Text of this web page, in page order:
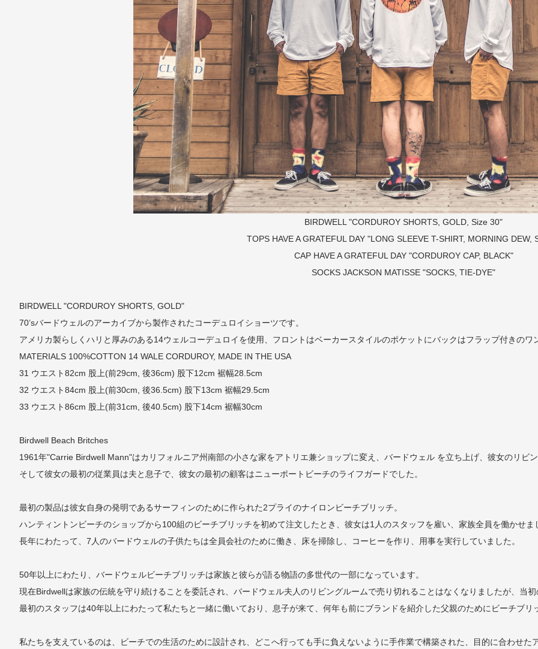
BIRDWELL "CORDUROY SHORTS, GOLD, Size 30"
TOPS HAVE A GRATEFUL DAY "LONG SLEEVE T-SHIRT, MORNING DEW,
CAP HAVE A GRATEFUL DAY "CORDUROY CAP, BLACK"
SOCKS JACKSON MATISSE "SOCKS, TIE-DYE"
BIRDWELL "CORDUROY SHORTS, GOLD"
70’sバードウェルのアーカイブから製作されたコーデュロイショーツです。
アメリカ製らしくハリと厚みのある14ウェルコーデュロイを使用、フロントはベーカースタイルのポケットにバックはフラップ付きの
MATERIALS 100%COTTON 14 WALE CORDUROY, MADE IN THE USA
31 ウエスト82cm 股上(前29cm, 後36cm) 股下12cm 裾幅28.5cm
32 ウエスト84cm 股上(前30cm, 後36.5cm) 股下13cm 裾幅29.5cm
33 ウエスト86cm 股上(前31cm, 後40.5cm) 股下14cm 裾幅30cm
Birdwell Beach Britches
1961年"Carrie Birdwell Mann"はカリフォルニア州南部の小さな家をアトリエ兼ショップに変え、バードウェル を立ち上げ、彼女のリビ
そして彼女の最初の従業員は夫と息子で、彼女の最初の顧客はニューポートビーチのライフガードでした。
最初の製品は彼女自身の発明であるサーフィンのために作られた2プライのナイロンビーチブリッチ。
ハンティントンビーチのショップから100組のビーチブリッチを初めて注文したとき、彼女は1人のスタッフを雇い、家族全員を働かせま
長年にわたって、7人のバードウェルの子供たちは全員会社のために働き、床を掃除し、コーヒーを作り、用事を実行していました。
50年以上にわたり、バードウェルビーチブリッチは家族と彼らが語る物語の多世代の一部になっています。
現在Birdwellは家族の伝統を守り続けることを委託され、バードウェル夫人のリビングルームで売り切れることはなくなりましたが、当
最初のスタッフは40年以上にわたって私たちと一緒に働いており、息子が来て、何年も前にブランドを紹介した父親のためにビーチブリ
私たちを支えているのは、ビーチでの生活のために設計され、どこへ行っても手に負えないように手作業で構築された、目的に合わせ